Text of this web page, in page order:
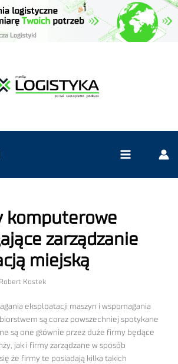
komputerowe
zarządzanie
miejską
Robert Kostek
eksploatacji maszyn i wspomagania
są coraz powszechniej spotykane
są one głównie przez duże firmy będące
jak i firmy zarządzane w sposób
że firmy te posiadają kilka takich